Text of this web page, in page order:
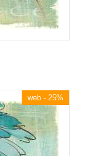
web - 25%